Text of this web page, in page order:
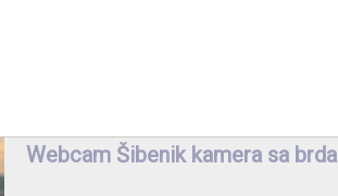
Webcam Šibenik kamera sa brda